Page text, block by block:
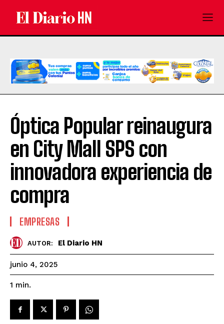
Óptica Popular reinaugura
en City Mall SPS con
innovadora experiencia de
compra
EMPRESAS
AUTOR: El Diario HN
junio 4, 2025
1 min.